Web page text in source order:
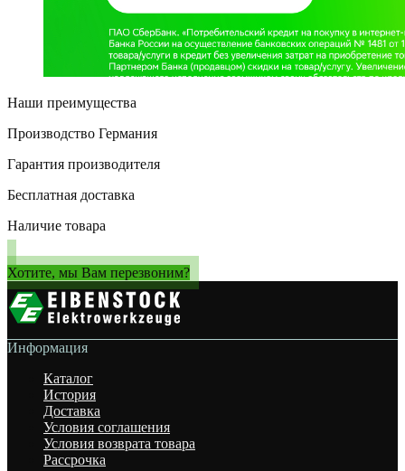
Наши преимущества
Производство Германия
Гарантия производителя
Бесплатная доставка
Наличие товара
Хотите, мы Вам перезвоним?
Информация
Каталог
История
Доставка
Условия соглашения
Условия возврата товара
Рассрочка